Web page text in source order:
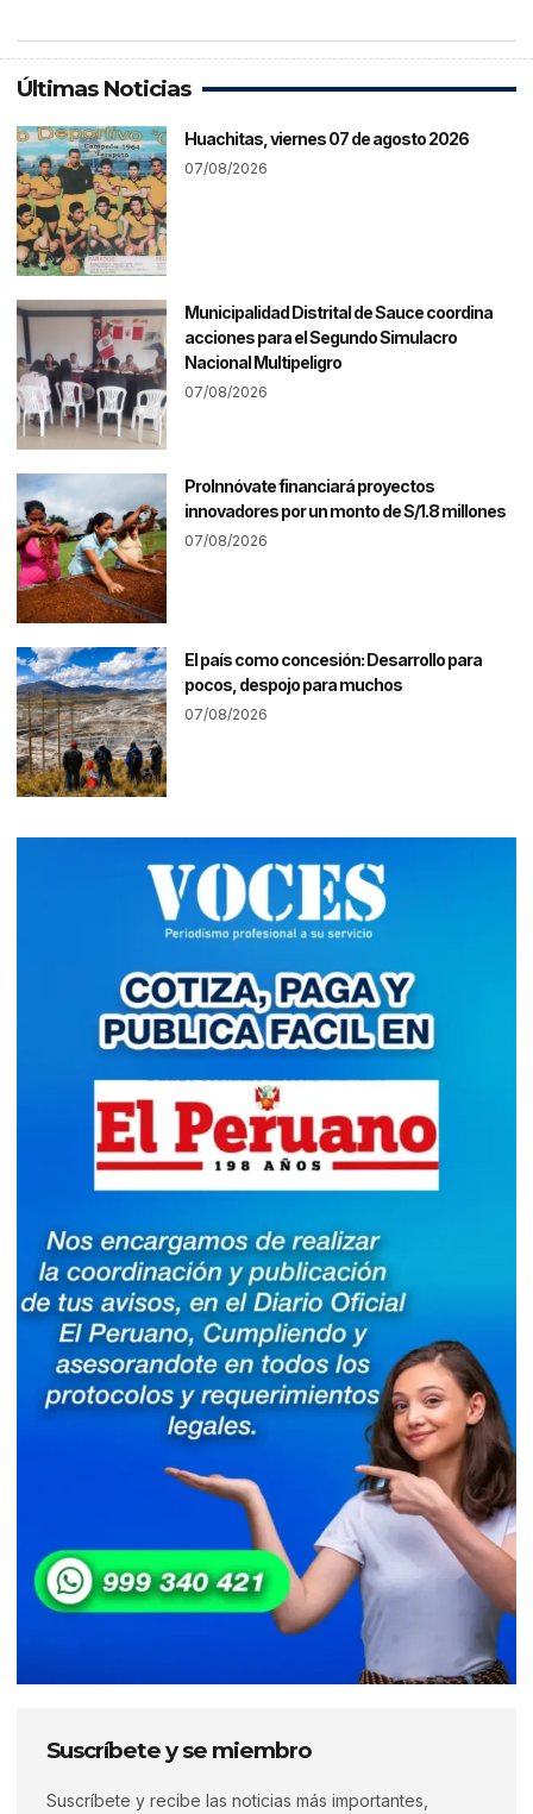
Últimas Noticias
Huachitas, viernes 07 de agosto 2026
07/08/2026
Municipalidad Distrital de Sauce coordina
acciones para el Segundo Simulacro
Nacional Multipeligro
07/08/2026
ProInnóvate financiará proyectos
innovadores por un monto de S/1.8 millones
07/08/2026
El país como concesión: Desarrollo para
pocos, despojo para muchos
07/08/2026
Suscríbete y se miembro
Suscríbete y recibe las noticias más importantes,